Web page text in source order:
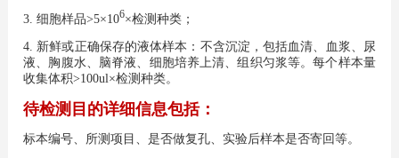
3. 细胞样品>5×106×检测种类；
4. 新鲜或正确保存的液体样本：不含沉淀，包括血清、血浆、尿
液、胸腹水、脑脊液、细胞培养上清、组织匀浆等。每个样本量
收集体积>100ul×检测种类。
待检测目的详细信息包括：
标本编号、所测项目、是否做复孔、实验后样本是否寄回等。